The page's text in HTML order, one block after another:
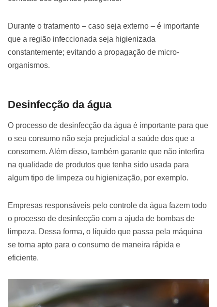
Durante o tratamento – caso seja externo – é importante
que a região infeccionada seja higienizada
constantemente; evitando a propagação de micro-
organismos.
Desinfecção da água
O processo de desinfecção da água é importante para que
o seu consumo não seja prejudicial a saúde dos que a
consomem. Além disso, também garante que não interfira
na qualidade de produtos que tenha sido usada para
algum tipo de limpeza ou higienização, por exemplo.
Empresas responsáveis pelo controle da água fazem todo
o processo de desinfecção com a ajuda de bombas de
limpeza. Dessa forma, o líquido que passa pela máquina
se torna apto para o consumo de maneira rápida e
eficiente.